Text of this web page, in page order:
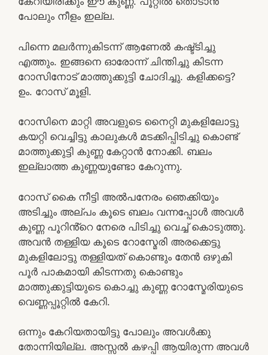
പോലും നീളം ഇല്ല.
പിന്നെ മലർന്നുകിടന്ന് ആണേൽ കഷ്ട്ടിച്ചു
എത്തും. ഇങ്ങനെ ഓരോന്ന് ചിന്തിച്ചു കിടന്ന
റോസിനോട് മാത്തുക്കുട്ടി ചോദിച്ചു. കളിക്കട്ടെ?
ഉം. റോസ് മൂളി.
റോസിനെ മാറ്റി അവളുടെ നൈറ്റി മുകളിലോട്ടു
കയറ്റി വെച്ചിട്ടു കാലുകൾ മടക്കിപ്പിടിച്ചു കൊണ്ട്
മാത്തുക്കുട്ടി കുണ്ണ കേറ്റാൻ നോക്കി. ബലം
ഇല്ലാത്ത കുണ്ണയുണ്ടോ കേറുന്നു.
റോസ് കൈ നീട്ടി അൽപനേരം ഞെക്കിയും
അടിച്ചും അല്പം കൂടെ ബലം വന്നപ്പോൾ അവൾ
കുണ്ണ പൂറിൻ്റെ നേരെ പിടിച്ചു വെച്ച് കൊടുത്തു.
അവൻ തള്ളിയ കൂടെ റോസ്മേരി അരക്കെട്ടു
മുകളിലോട്ടു തള്ളിയത് കൊണ്ടും തേൻ ഒഴുകി
പൂർ പാകമായി കിടന്നതു കൊണ്ടും
മാത്തുക്കുട്ടിയുടെ കൊച്ചു കുണ്ണ റോസ്മേരിയുടെ
വെണ്ണപ്പൂറ്റിൽ കേറി.
ഒന്നും കേറിയതായിട്ടു പോലും അവൾക്കു
തോന്നിയില്ല. അസ്സൽ കഴപ്പി ആയിരുന്ന അവൾ